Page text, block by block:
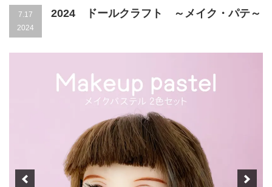
7.17
2024
2024 ドールクラフト ～メイク・パテ～